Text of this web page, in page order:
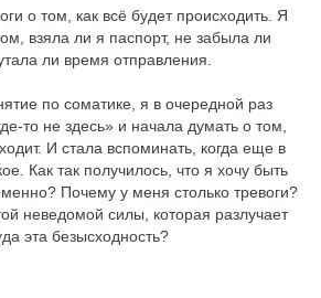
о том, как всё будет происходить. Я
взяла ли я паспорт, не забыла ли
ли время отправления.
по соматике, я в очередной раз
то не здесь» и начала думать о том,
И стала вспоминать, когда еще в
Как так получилось, что я хочу быть
Почему у меня столько тревоги?
неведомой силы, которая разлучает
эта безысходность?